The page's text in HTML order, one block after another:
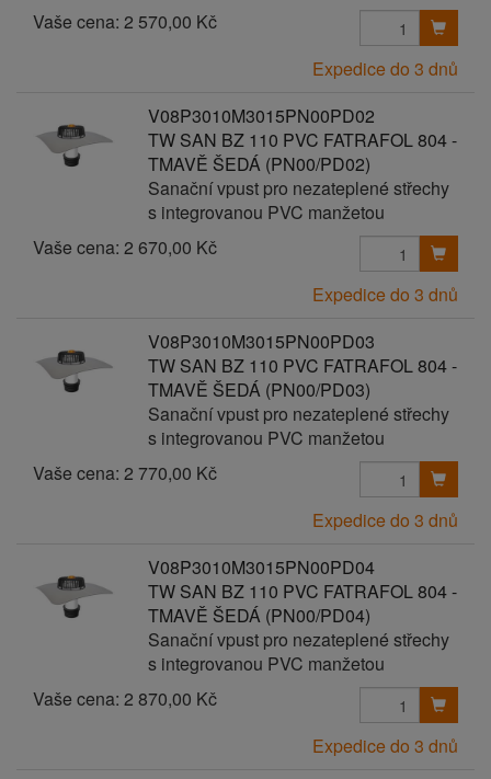
Vaše cena: 2 570,00 Kč
Expedice do 3 dnů
V08P3010M3015PN00PD02
TW SAN BZ 110 PVC FATRAFOL 804 -
TMAVĚ ŠEDÁ (PN00/PD02)
Sanační vpust pro nezateplené střechy
s integrovanou PVC manžetou
Vaše cena: 2 670,00 Kč
Expedice do 3 dnů
V08P3010M3015PN00PD03
TW SAN BZ 110 PVC FATRAFOL 804 -
TMAVĚ ŠEDÁ (PN00/PD03)
Sanační vpust pro nezateplené střechy
s integrovanou PVC manžetou
Vaše cena: 2 770,00 Kč
Expedice do 3 dnů
V08P3010M3015PN00PD04
TW SAN BZ 110 PVC FATRAFOL 804 -
TMAVĚ ŠEDÁ (PN00/PD04)
Sanační vpust pro nezateplené střechy
s integrovanou PVC manžetou
Vaše cena: 2 870,00 Kč
Expedice do 3 dnů